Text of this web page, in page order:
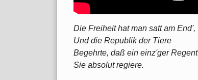
Die Freiheit hat man satt am End',
Und die Republik der Tiere
Begehrte, daß ein einz'ger Regent
Sie absolut regiere.